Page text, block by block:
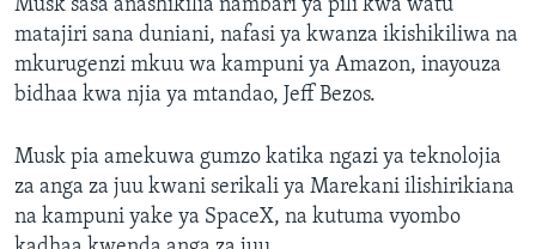
Musk sasa anashikilia nambari ya pili kwa watu
matajiri sana duniani, nafasi ya kwanza ikishikiliwa na
mkurugenzi mkuu wa kampuni ya Amazon, inayouza
bidhaa kwa njia ya mtandao, Jeff Bezos.
Musk pia amekuwa gumzo katika ngazi ya teknolojia
za anga za juu kwani serikali ya Marekani ilishirikiana
na kampuni yake ya SpaceX, na kutuma vyombo